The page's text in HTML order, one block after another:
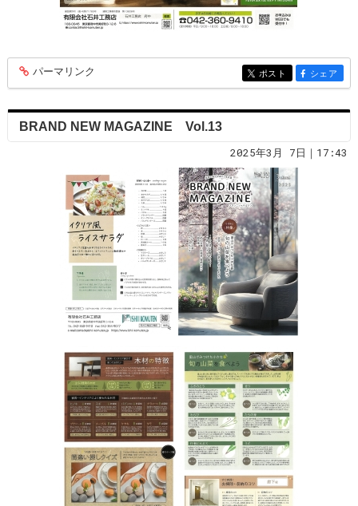
entry343
パーマリンク entry343
ポスト entry343
シェア
BRAND NEW MAGAZINE Vol.13
2025年3月 7日｜17:43